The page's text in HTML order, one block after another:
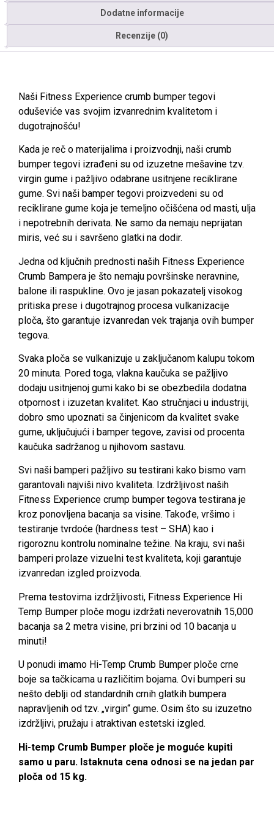
Dodatne informacije
Recenzije (0)
Naši Fitness Experience crumb bumper tegovi
oduševiće vas svojim izvanrednim kvalitetom i
dugotrajnošću!
Kada je reč o materijalima i proizvodnji, naši crumb
bumper tegovi izrađeni su od izuzetne mešavine tzv.
virgin gume i pažljivo odabrane usitnjene reciklirane
gume. Svi naši bamper tegovi proizvedeni su od
reciklirane gume koja je temeljno očišćena od masti, ulja
i nepotrebnih derivata. Ne samo da nemaju neprijatan
miris, već su i savršeno glatki na dodir.
Jedna od ključnih prednosti naših Fitness Experience
Crumb Bampera je što nemaju površinske neravnine,
balone ili raspukline. Ovo je jasan pokazatelj visokog
pritiska prese i dugotrajnog procesa vulkanizacije
ploča, što garantuje izvanredan vek trajanja ovih bumper
tegova.
Svaka ploča se vulkanizuje u zaključanom kalupu tokom
20 minuta. Pored toga, vlakna kaučuka se pažljivo
dodaju usitnjenoj gumi kako bi se obezbedila dodatna
otpornost i izuzetan kvalitet. Kao stručnjaci u industriji,
dobro smo upoznati sa činjenicom da kvalitet svake
gume, uključujući i bamper tegove, zavisi od procenta
kaučuka sadržanog u njihovom sastavu.
Svi naši bamperi pažljivo su testirani kako bismo vam
garantovali najviši nivo kvaliteta. Izdržljivost naših
Fitness Experience crump bumper tegova testirana je
kroz ponovljena bacanja sa visine. Takođe, vršimo i
testiranje tvrdoće (hardness test – SHA) kao i
rigoroznu kontrolu nominalne težine. Na kraju, svi naši
bamperi prolaze vizuelni test kvaliteta, koji garantuje
izvanredan izgled proizvoda.
Prema testovima izdržljivosti, Fitness Experience Hi
Temp Bumper ploče mogu izdržati neverovatnih 15,000
bacanja sa 2 metra visine, pri brzini od 10 bacanja u
minuti!
U ponudi imamo Hi-Temp Crumb Bumper ploče crne
boje sa tačkicama u različitim bojama. Ovi bumperi su
nešto deblji od standardnih crnih glatkih bumpera
napravljenih od tzv. „virgin“ gume. Osim što su izuzetno
izdržljivi, pružaju i atraktivan estetski izgled.
Hi-temp Crumb Bumper ploče je moguće kupiti
samo u paru. Istaknuta cena odnosi se na jedan par
ploča od 15 kg.